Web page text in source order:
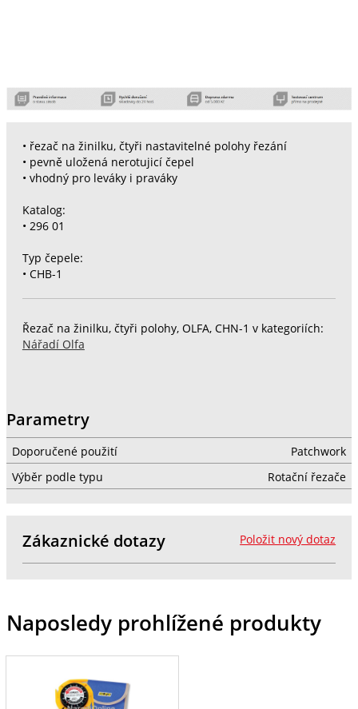
• řezač na žinilku, čtyři nastavitelné polohy řezání
• pevně uložená nerotujicí čepel
• vhodný pro leváky i praváky
Katalog:
• 296 01
Typ čepele:
• CHB-1
Řezač na žinilku, čtyři polohy, OLFA, CHN-1 v kategoriích:
Nářadí Olfa
Parametry
Doporučené použití
Patchwork
Výběr podle typu
Rotační řezače
Položit nový dotaz
Zákaznické dotazy
Naposledy prohlížené produkty